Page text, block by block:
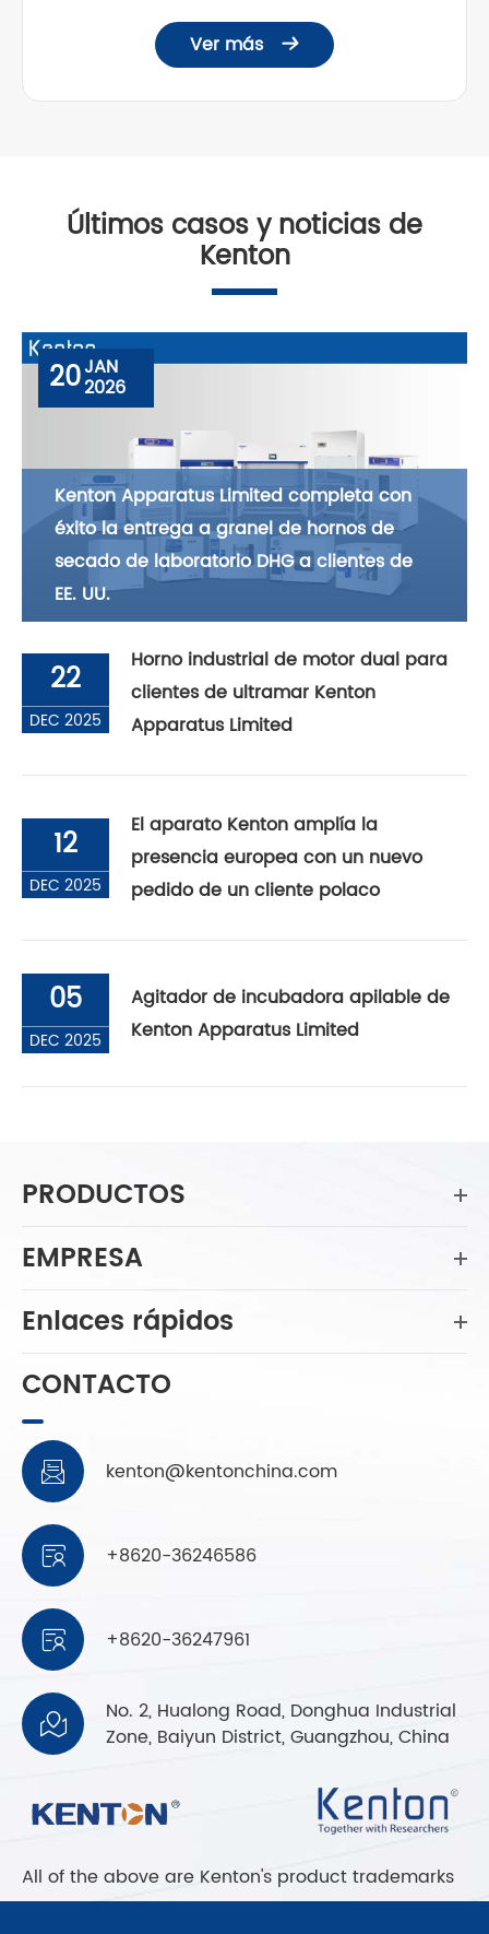
Ver más 
Últimos casos y noticias de
Kenton
Kenton Apparatus Limited completa con
éxito la entrega a granel de hornos de
secado de laboratorio DHG a clientes de
EE. UU.
20JAN
2026
22
DEC 2025
Horno industrial de motor dual para
clientes de ultramar Kenton
Apparatus Limited
12
DEC 2025
El aparato Kenton amplía la
presencia europea con un nuevo
pedido de un cliente polaco
05
DEC 2025
Agitador de incubadora apilable de
Kenton Apparatus Limited
PRODUCTOS
EMPRESA
Enlaces rápidos
CONTACTO
 kenton@kentonchina.com
 +8620-36246586
 +8620-36247961

No. 2, Hualong Road, Donghua Industrial
Zone, Baiyun District, Guangzhou, China
All of the above are Kenton's product trademarks